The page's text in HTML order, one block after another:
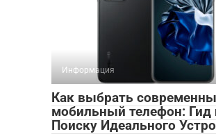
Информация
Как выбрать
мобильный телефон: Гид
Поиску Идеального